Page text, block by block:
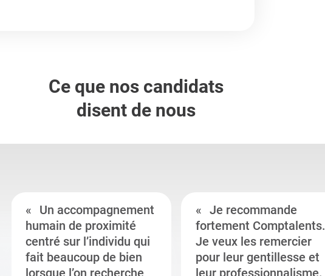
Ce que nos candidats
disent de nous
Un accompagnement
humain de proximité
centré sur l’individu qui
fait beaucoup de bien
lorsque l’on recherche
Je recommande
fortement Comptalents.
Je veux les remercier
pour leur gentillesse et
leur professionnalisme.